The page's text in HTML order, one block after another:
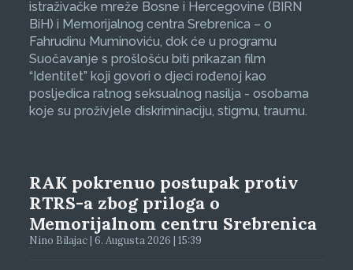
istraživačke mreže Bosne i Hercegovine (BIRN
BiH) i Memorijalnog centra Srebrenica – o
Fahrudinu Muminoviću, dok će u programu
Suočavanje s prošlošću biti prikazan film
“Identitet” koji govori o djeci rođenoj kao
posljedica ratnog seksualnog nasilja - osobama
koje su proživjele diskriminaciju, stigmu, traumu.
RAK pokrenuo postupak protiv
RTRS-a zbog priloga o
Memorijalnom centru Srebrenica
Nino Bilajac | 6. Augusta 2026 | 15:39